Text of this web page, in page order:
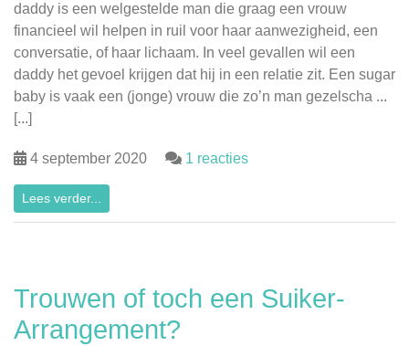
daddy is een welgestelde man die graag een vrouw
financieel wil helpen in ruil voor haar aanwezigheid, een
conversatie, of haar lichaam. In veel gevallen wil een
daddy het gevoel krijgen dat hij in een relatie zit. Een sugar
baby is vaak een (jonge) vrouw die zo’n man gezelscha ...
[...]
4 september 2020 1 reacties
Lees verder...
Trouwen of toch een Suiker-
Arrangement?